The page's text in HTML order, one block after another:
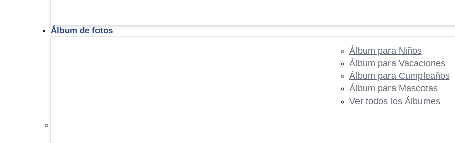
Álbum de fotos
Álbum para Niños
Álbum para Vacaciones
Álbum para Cumpleaños
Álbum para Mascotas
Ver todos los Álbumes